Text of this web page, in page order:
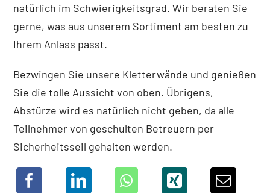
natürlich im Schwierigkeitsgrad. Wir beraten Sie
gerne, was aus unserem Sortiment am besten zu
Ihrem Anlass passt.
Bezwingen Sie unsere Kletterwände und genießen
Sie die tolle Aussicht von oben. Übrigens,
Abstürze wird es natürlich nicht geben, da alle
Teilnehmer von geschulten Betreuern per
Sicherheitsseil gehalten werden.